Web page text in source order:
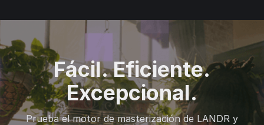
Fácil. Eficiente.
Excepcional.
Prueba el motor de masterización de LANDR y